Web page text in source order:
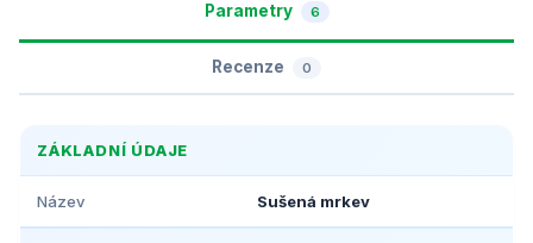
Parametry 6
Recenze 0
ZÁKLADNÍ ÚDAJE
Název Sušená mrkev